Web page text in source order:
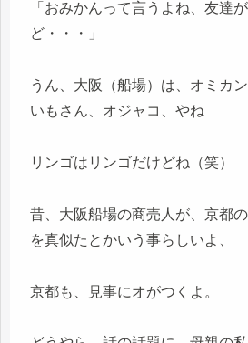
「おみかんって言うよね、友達
ど・・・」
うん、大阪（船場）は、オミカ
いもさん、オジャコ、やね
リンゴはリンゴだけどね（笑）
昔、大阪船場の商売人が、京都
を真似たとかいう事らしいよ、
京都も、見事にオがつくよ。